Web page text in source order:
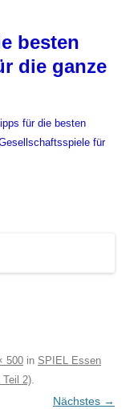
besten
die ganze
für die besten
für
500 in SPIEL Essen
Teil 2).
Nächstes →